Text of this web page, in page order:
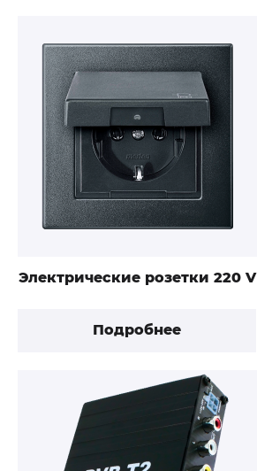
Электрические розетки 220 V
Подробнее